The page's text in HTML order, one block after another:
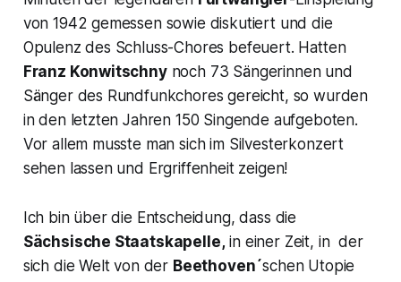
von 1942 gemessen sowie diskutiert und die
Opulenz des Schluss-Chores befeuert. Hatten
Franz Konwitschnynoch 73 Sängerinnen und
Sänger des Rundfunkchores gereicht, so wurden
in den letzten Jahren 150 Singende aufgeboten.
Vor allem musste man sich im Silvesterkonzert
sehen lassen und Ergriffenheit zeigen!
Ich bin über die Entscheidung, dass die
Sächsische Staatskapelle,in einer Zeit, in der
sich die Welt von der Beethoven´schen Utopie